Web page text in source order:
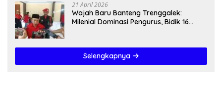
21 April 2026
Wajah Baru Banteng Trenggalek:
Milenial Dominasi Pengurus, Bidik 16
Selengkapnya